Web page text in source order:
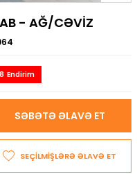
- AĞ/CƏVIZ
8 Endirim
SƏBƏTƏ ƏLAVƏ ET
SEÇİLMİŞLƏRƏ ƏLAVƏ ET